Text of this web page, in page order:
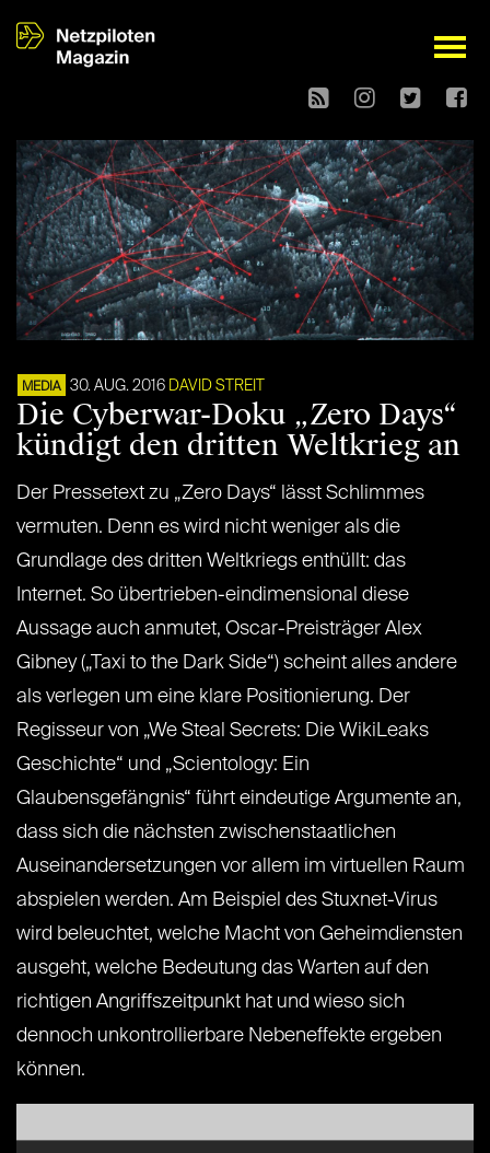
open
MEDIA 30. AUG. 2016 DAVID STREIT
Die Cyberwar-Doku „Zero Days“
kündigt den dritten Weltkrieg an
Der Pressetext zu „Zero Days“ lässt Schlimmes
vermuten. Denn es wird nicht weniger als die
Grundlage des dritten Weltkriegs enthüllt: das
Internet. So übertrieben-eindimensional diese
Aussage auch anmutet, Oscar-Preisträger Alex
Gibney („Taxi to the Dark Side“) scheint alles andere
als verlegen um eine klare Positionierung. Der
Regisseur von „We Steal Secrets: Die WikiLeaks
Geschichte“ und „Scientology: Ein
Glaubensgefängnis“ führt eindeutige Argumente an,
dass sich die nächsten zwischenstaatlichen
Auseinandersetzungen vor allem im virtuellen Raum
abspielen werden. Am Beispiel des Stuxnet-Virus
wird beleuchtet, welche Macht von Geheimdiensten
ausgeht, welche Bedeutung das Warten auf den
richtigen Angriffszeitpunkt hat und wieso sich
dennoch unkontrollierbare Nebeneffekte ergeben
können.